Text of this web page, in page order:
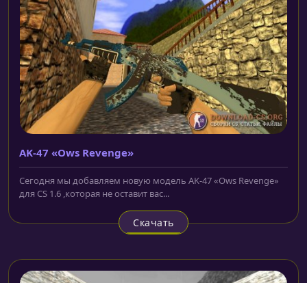
AK-47 «Ows Revenge»
Сегодня мы добавляем новую модель AK-47 «Ows Revenge»
для CS 1.6 ,которая не оставит вас...
Скачать